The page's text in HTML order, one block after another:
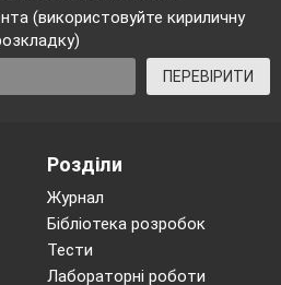
(використовуйте кириличну
ПЕРЕВІРИТИ
Розділи
Журнал
Бібліотека розробок
Тести
Лабораторні роботи